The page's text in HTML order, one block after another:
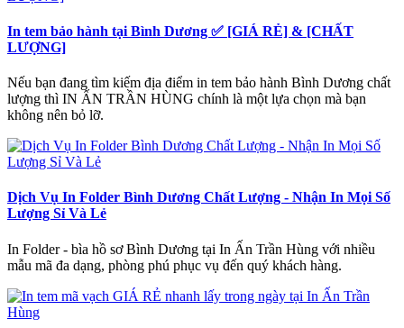
In tem bảo hành tại Bình Dương ✅ [GIÁ RẺ] & [CHẤT
LƯỢNG]
Nếu bạn đang tìm kiếm địa điểm in tem bảo hành Bình Dương chất
lượng thì IN ẤN TRẦN HÙNG chính là một lựa chọn mà bạn
không nên bỏ lỡ.
Dịch Vụ In Folder Bình Dương Chất Lượng - Nhận In Mọi Số
Lượng Sỉ Và Lẻ
In Folder - bìa hồ sơ Bình Dương tại In Ấn Trần Hùng với nhiều
mẫu mã đa dạng, phòng phú phục vụ đến quý khách hàng.